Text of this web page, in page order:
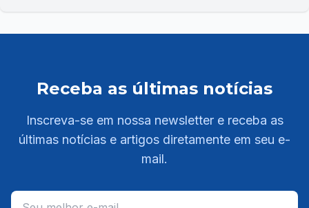
Receba as últimas notícias
Inscreva-se em nossa newsletter e receba as
últimas notícias e artigos diretamente em seu e-
mail.